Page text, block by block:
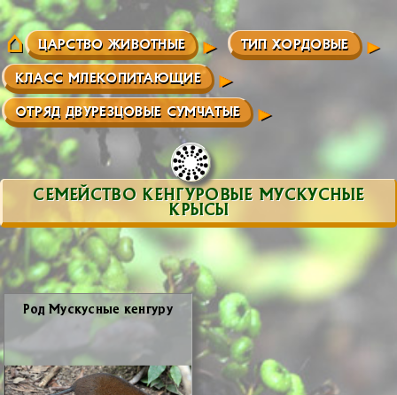
ЦАРСТВО ЖИВОТНЫЕ ТИП ХОРДОВЫЕ
КЛАСС МЛЕКОПИТАЮЩИЕ
ОТРЯД ДВУРЕЗЦОВЫЕ СУМЧАТЫЕ
СЕМЕЙСТВО КЕНГУРОВЫЕ МУСКУСНЫЕ
КРЫСЫ
Род Му­скус­ные кен­гу­ру